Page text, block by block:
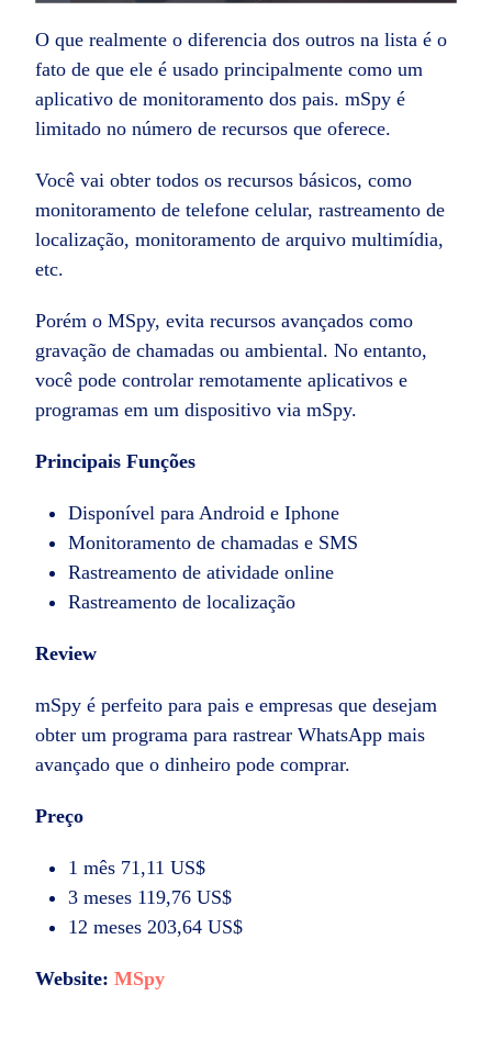
O que realmente o diferencia dos outros na lista é o
fato de que ele é usado principalmente como um
aplicativo de monitoramento dos pais. mSpy é
limitado no número de recursos que oferece.
Você vai obter todos os recursos básicos, como
monitoramento de telefone celular, rastreamento de
localização, monitoramento de arquivo multimídia,
etc.
Porém o MSpy, evita recursos avançados como
gravação de chamadas ou ambiental. No entanto,
você pode controlar remotamente aplicativos e
programas em um dispositivo via mSpy.
Principais Funções
Disponível para Android e Iphone
Monitoramento de chamadas e SMS
Rastreamento de atividade online
Rastreamento de localização
Review
mSpy é perfeito para pais e empresas que desejam
obter um programa para rastrear WhatsApp mais
avançado que o dinheiro pode comprar.
Preço
1 mês 71,11 US$
3 meses 119,76 US$
12 meses 203,64 US$
Website:MSpy